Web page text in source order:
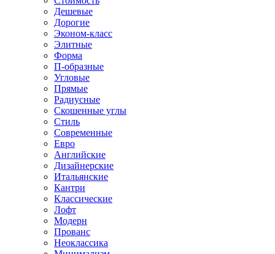
Дешевые
Дорогие
Эконом-класс
Элитные
Форма
П-образные
Угловые
Прямые
Радиусные
Скошенные углы
Стиль
Современные
Евро
Английские
Дизайнерские
Итальянские
Кантри
Классические
Лофт
Модерн
Прованс
Неоклассика